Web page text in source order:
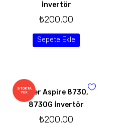
İnvertör
₺200,00
Sepete Ekle
STOKTA
YOKAcer Aspire 8730,
8730G İnvertör
₺200,00